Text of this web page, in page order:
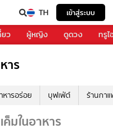
TH เข้าสู่ระบบ
ว ผู้หญิง ดูดวง ทรู
าร
หารอร่อย บุฟเฟ่ต์ ร้านกา
มในอาหาร